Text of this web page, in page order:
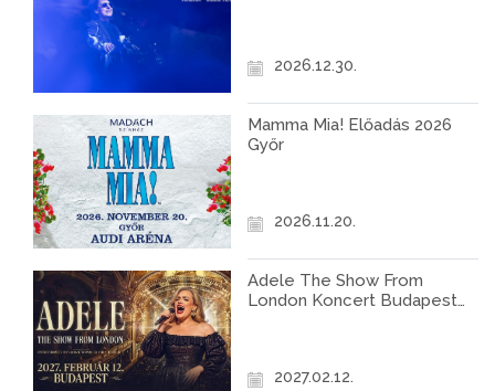
2026.12.30.
Mamma Mia! Előadás 2026
Győr
2026.11.20.
Adele The Show From
London Koncert Budapest
2027.02.12.